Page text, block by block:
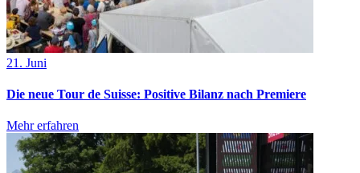
21. Juni
Die neue Tour de Suisse: Positive Bilanz nach Premiere
Mehr erfahren